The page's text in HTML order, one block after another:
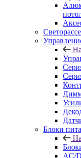
Блоки
AC/